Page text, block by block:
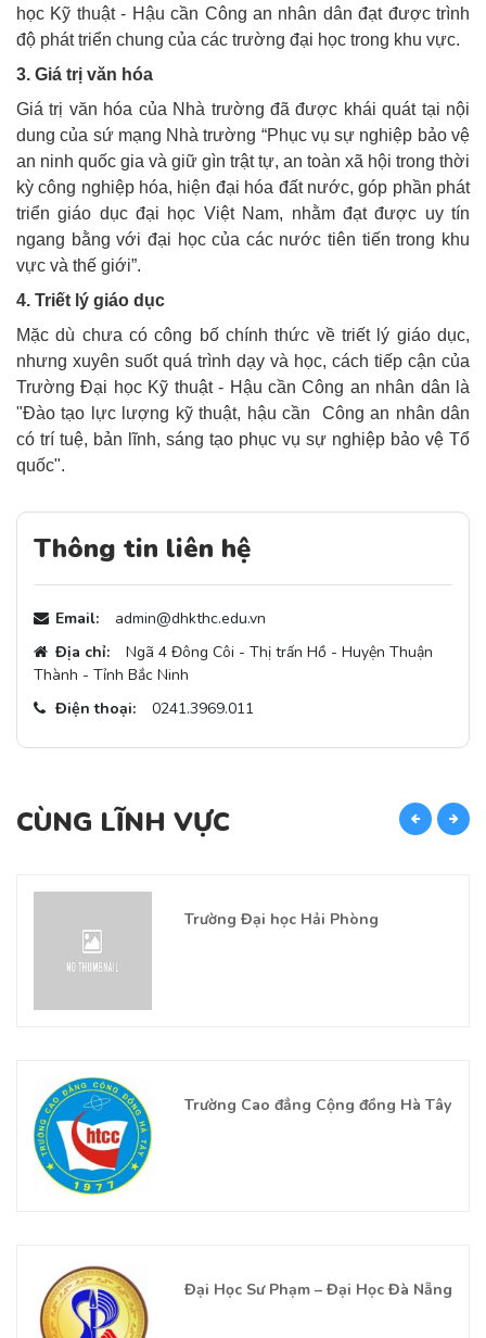
học Kỹ thuật - Hậu cần Công an nhân dân đạt được trình
độ phát triển chung của các trường đại học trong khu vực.
3. Giá trị văn hóa
Giá trị văn hóa của Nhà trường đã được khái quát tại nội
dung của sứ mạng Nhà trường “Phục vụ sự nghiệp bảo vệ
an ninh quốc gia và giữ gìn trật tự, an toàn xã hội trong thời
kỳ công nghiệp hóa, hiện đại hóa đất nước, góp phần phát
triển giáo dục đại học Việt Nam, nhằm đạt được uy tín
ngang bằng với đại học của các nước tiên tiến trong khu
vực và thế giới”.
4. Triết lý giáo dục
Mặc dù chưa có công bố chính thức về triết lý giáo dục,
nhưng xuyên suốt quá trình dạy và học, cách tiếp cận của
Trường Đại học Kỹ thuật - Hậu cần Công an nhân dân là
"Đào tạo lực lượng kỹ thuật, hậu cần Công an nhân dân
có trí tuệ, bản lĩnh, sáng tạo phục vụ sự nghiệp bảo vệ Tổ
quốc".
Thông tin liên hệ
Email:
admin@dhkthc.edu.vn
Địa chỉ:
Ngã 4 Đông Côi - Thị trấn Hồ - Huyện Thuận
Thành - Tỉnh Bắc Ninh
Điện thoại:
0241.3969.011
CÙNG LĨNH VỰC
Trường Đại học Hải Phòng
Trường Cao đẳng Cộng đồng Hà Tây
Đại Học Sư Phạm – Đại Học Đà Nẵng